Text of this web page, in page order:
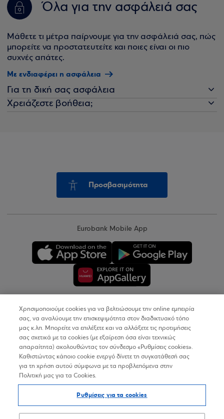
Όλα για την ασφάλειά σας
Μάθετε τι μέτρα παίρνουμε για την ασφάλειά σας, πώς
μπορείτε να προστατευτείτε και ποιες είναι οι πιο
συχνές απάτες.
Με ενδιαφέρει η ασφάλεια
Για τη δική σας ασφάλεια
Χρειάζεστε βοήθεια;
Προσβασιμότητα
Eurobank Mobile App
Copyright © 2026
Όροι Χρήσης
Προσωπικά Δεδομένα στον Διαδικτυακό Τόπο
Δήλωση Προσβασιμότητας
Sitemap
Χρησιμοποιούμε cookies για να βελτιώσουμε την online εμπειρία
σας, να αναλύουμε την επισκεψιμότητα στον διαδικτυακό τόπο
μας κ.λπ. Μπορείτε να επιλέξετε και να αλλάξετε τις προτιμήσεις
σας σχετικά με τα cookies (με εξαίρεση όσα είναι τεχνικώς
απαραίτητα) ακολουθώντας τον σύνδεσμο «Ρυθμίσεις cookies».
Καθιστώντας κάποιο cookie ενεργό δίνετε τη συγκατάθεσή σας
για τη χρήση αυτού σύμφωνα με τα προβλεπόμενα στην
Πολιτική μας για τα Cookies.
Ρυθμίσεις για τα cookies